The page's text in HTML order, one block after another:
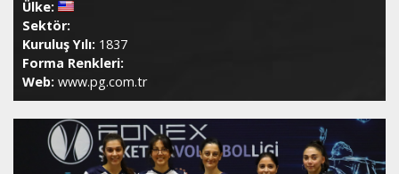
Ülke:
Sektör:
Kuruluş Yılı: 1837
Forma Renkleri:
Web: www.pg.com.tr